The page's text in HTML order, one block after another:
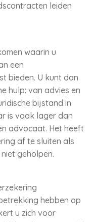
leiden
waarin u
een
bieden. U kunt dan
hulp: van advies en
bijstand in
is vaak lager dan
advocaat. Het heeft
af te sluiten als
geholpen.
hebben op
u zich voor